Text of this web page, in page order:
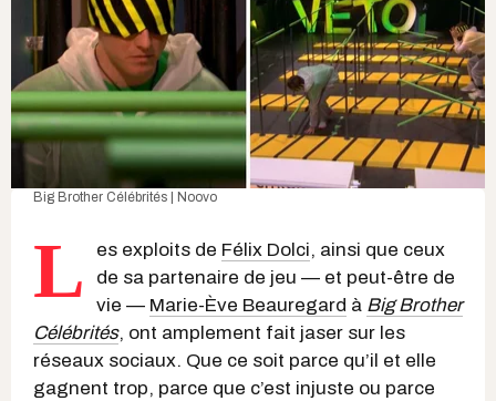
Big Brother Célébrités | Noovo
L es exploits de Félix Dolci, ainsi que ceux
de sa partenaire de jeu — et peut-être de
vie — Marie-Ève Beauregard à Big Brother
Célébrités, ont amplement fait jaser sur les
réseaux sociaux. Que ce soit parce qu’il et elle
gagnent trop, parce que c’est injuste ou parce